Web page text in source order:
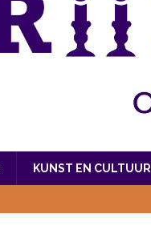
KUNST EN CULTUUR